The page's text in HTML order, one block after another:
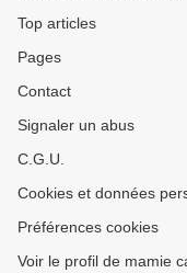
Top articles
Pages
Contact
Signaler un abus
C.G.U.
Cookies et données
Préférences cookies
Voir le profil de mamie